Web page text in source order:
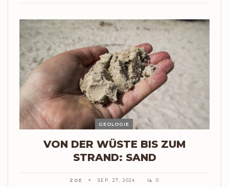
GEOLOGIE
VON DER WÜSTE BIS ZUM
STRAND: SAND
ZOE SEP. 27, 2024 0